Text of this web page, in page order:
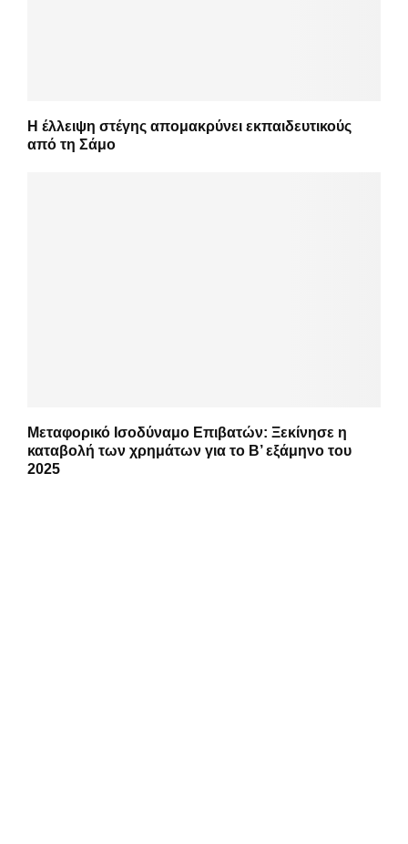
Η έλλειψη στέγης απομακρύνει εκπαιδευτικούς
από τη Σάμο
Μεταφορικό Ισοδύναμο Επιβατών: Ξεκίνησε η
καταβολή των χρημάτων για το Β’ εξάμηνο του
2025